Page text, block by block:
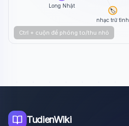
Long Nhật
nhạc trữ tình
🏷️
Ctrl + cuộn để phóng to/thu nhỏ
TudienWiki